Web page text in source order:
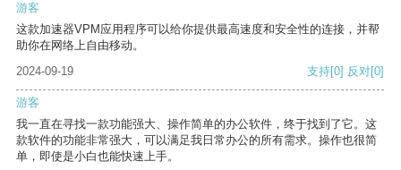
游客
这款加速器VPM应用程序可以给你提供最高速度和安全性的连接，并帮
助你在网络上自由移动。
2024-09-19
支持[0] 反对[0]
游客
我一直在寻找一款功能强大、操作简单的办公软件，终于找到了它。这
款软件的功能非常强大，可以满足我日常办公的所有需求。操作也很简
单，即使是小白也能快速上手。